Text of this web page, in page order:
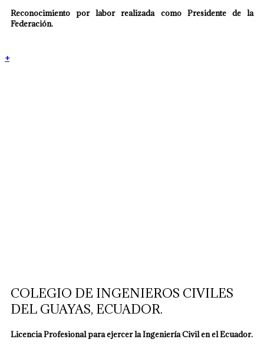
Reconocimiento por labor realizada como Presidente de la
Federación.
+
COLEGIO DE INGENIEROS CIVILES
DEL GUAYAS, ECUADOR.
Licencia Profesional para ejercer la Ingeniería Civil en el Ecuador.